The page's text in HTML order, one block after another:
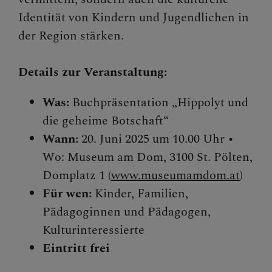
Identität von Kindern und Jugendlichen in
der Region stärken.
Details zur Veranstaltung:
Was: Buchpräsentation „Hippolyt und
die geheime Botschaft“
Wann: 20. Juni 2025 um 10.00 Uhr •
Wo: Museum am Dom, 3100 St. Pölten,
Domplatz 1 (www.museumamdom.at)
Für wen: Kinder, Familien,
Pädagoginnen und Pädagogen,
Kulturinteressierte
Eintritt frei